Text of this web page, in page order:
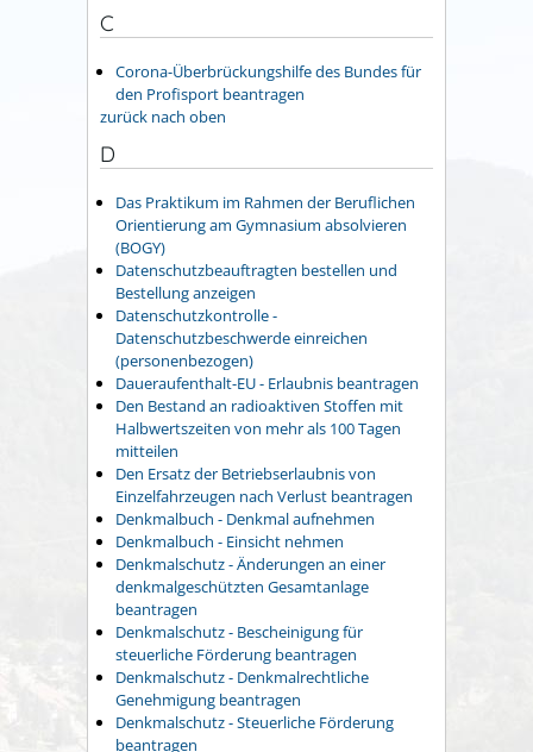
C
Corona-Überbrückungshilfe des Bundes für
den Profisport beantragen
zurück nach oben
D
Das Praktikum im Rahmen der Beruflichen
Orientierung am Gymnasium absolvieren
(BOGY)
Datenschutzbeauftragten bestellen und
Bestellung anzeigen
Datenschutzkontrolle -
Datenschutzbeschwerde einreichen
(personenbezogen)
Daueraufenthalt-EU - Erlaubnis beantragen
Den Bestand an radioaktiven Stoffen mit
Halbwertszeiten von mehr als 100 Tagen
mitteilen
Den Ersatz der Betriebserlaubnis von
Einzelfahrzeugen nach Verlust beantragen
Denkmalbuch - Denkmal aufnehmen
Denkmalbuch - Einsicht nehmen
Denkmalschutz - Änderungen an einer
denkmalgeschützten Gesamtanlage
beantragen
Denkmalschutz - Bescheinigung für
steuerliche Förderung beantragen
Denkmalschutz - Denkmalrechtliche
Genehmigung beantragen
Denkmalschutz - Steuerliche Förderung
beantragen